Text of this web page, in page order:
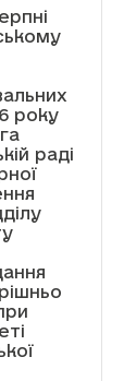
року
раді